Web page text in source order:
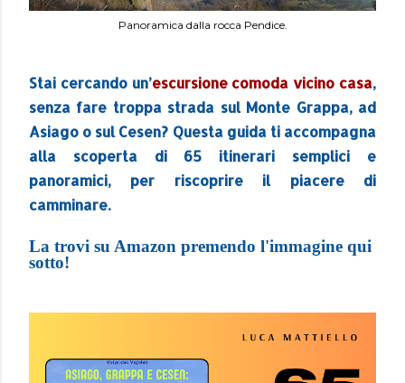
Panoramica dalla rocca Pendice.
Stai cercando un’escursione comoda vicino casa,
senza fare troppa strada sul Monte Grappa, ad
Asiago o sul Cesen? Questa guida ti accompagna
alla scoperta di 65 itinerari semplici e
panoramici, per riscoprire il piacere di
camminare.
La trovi su Amazon premendo l'immagine qui
sotto!